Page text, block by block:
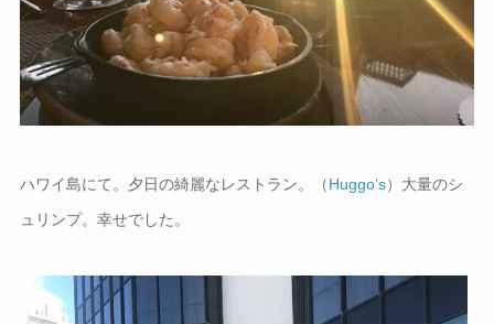
ハワイ島にて。夕日の綺麗なレストラン。（Huggo’s）大量のシ
ュリンプ。幸せでした。